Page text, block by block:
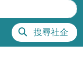
搜尋社企